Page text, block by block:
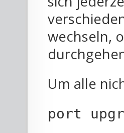
wechseln,
Um alle
port